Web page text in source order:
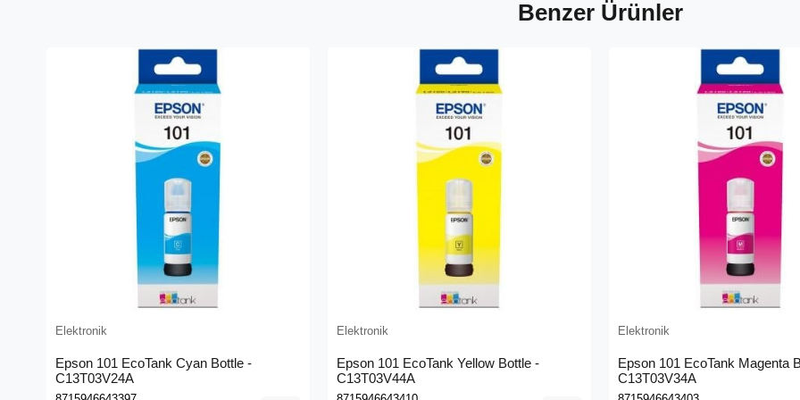
Benzer Ürünler
Elektronik
Epson 101 EcoTank Cyan Bottle -
C13T03V24A
Elektronik
Epson 101 EcoTank Yellow Bottle -
C13T03V44A
Elektronik
Epson 101 EcoTank Magenta
C13T03V34A